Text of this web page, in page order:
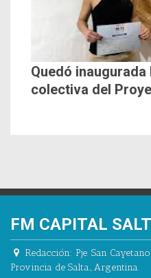
Quedó
colectiva del
FM CAPITAL
Redacción: Pje. San
Provincia de Salta., Argentina.